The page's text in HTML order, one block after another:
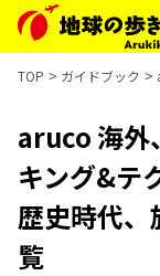
TOP ガイドブック
aruco 海
キング&テ
歴史時代、
覧